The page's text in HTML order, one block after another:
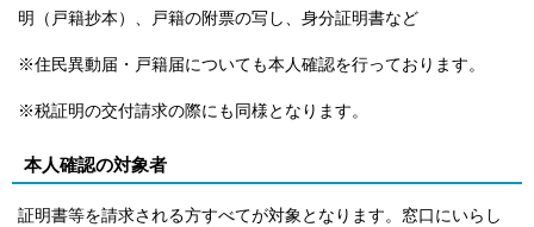
明（戸籍抄本）、戸籍の附票の写し、身分証明書など
※住民異動届・戸籍届についても本人確認を行っております。
※税証明の交付請求の際にも同様となります。
本人確認の対象者
証明書等を請求される方すべてが対象となります。窓口にいらし